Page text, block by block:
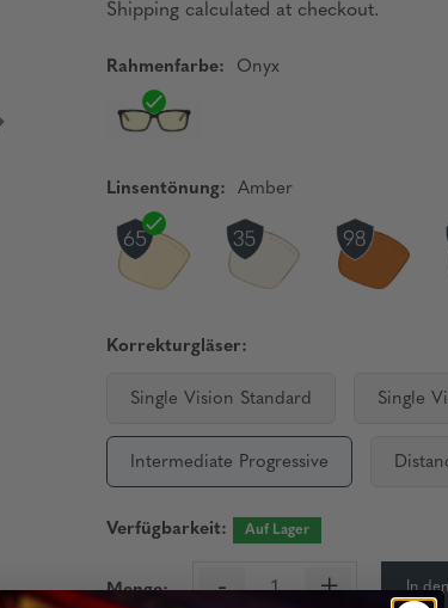
Shipping calculated at checkout.
Rahmenfarbe: Onyx
Linsentönung: Amber
Korrekturgläser:
Single Vision Standard Single
Intermediate Progressive
Verfügbarkeit: Auf Lager
Menge: - + In